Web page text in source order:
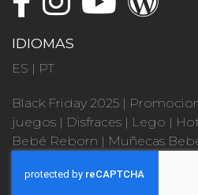
IDIOMAS
ES | PT
Black Friday 2025 |
juegos | Disfraces | Lego |
Bebé Reborn | Muñecas